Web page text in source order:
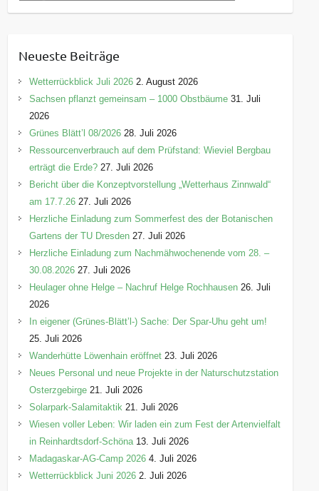
a
g
o
r
e
n
Neueste Beiträge
Wetterrückblick Juli 2026 2. August 2026
Sachsen pflanzt gemeinsam – 1000 Obstbäume 31. Juli
2026
Grünes Blätt’l 08/2026 28. Juli 2026
Ressourcenverbrauch auf dem Prüfstand: Wieviel Bergbau
erträgt die Erde? 27. Juli 2026
Bericht über die Konzeptvorstellung „Wetterhaus Zinnwald“
am 17.7.26 27. Juli 2026
Herzliche Einladung zum Sommerfest des der Botanischen
Gartens der TU Dresden 27. Juli 2026
Herzliche Einladung zum Nachmähwochenende vom 28. –
30.08.2026 27. Juli 2026
Heulager ohne Helge – Nachruf Helge Rochhausen 26. Juli
2026
In eigener (Grünes-Blätt’l-) Sache: Der Spar-Uhu geht um!
25. Juli 2026
Wanderhütte Löwenhain eröffnet 23. Juli 2026
Neues Personal und neue Projekte in der Naturschutzstation
Osterzgebirge 21. Juli 2026
Solarpark-Salamitaktik 21. Juli 2026
Wiesen voller Leben: Wir laden ein zum Fest der Artenvielfalt
in Reinhardtsdorf-Schöna 13. Juli 2026
Madagaskar-AG-Camp 2026 4. Juli 2026
Wetterrückblick Juni 2026 2. Juli 2026